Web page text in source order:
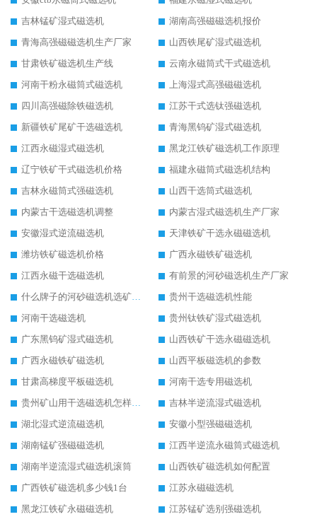
吉林锰矿湿式磁选机
湖南高强磁磁选机报价
青海高强磁磁选机生产厂家
山西铁尾矿湿式磁选机
甘肃铁矿磁选机生产线
云南永磁筒式干式磁选机
河南干粉永磁筒式磁选机
上海湿式高强磁磁选机
四川高强磁除铁磁选机
江苏干式选钛强磁选机
新疆铁矿尾矿干选磁选机
青海黑钨矿湿式磁选机
江西永磁湿式磁选机
黑龙江铁矿磁选机工作原理
辽宁铁矿干式磁选机价格
福建永磁筒式磁选机结构
吉林永磁筒式强磁选机
山西干选筒式磁选机
内蒙古干选磁选机调整
内蒙古湿式磁选机生产厂家
安徽湿式逆流磁选机
天津铁矿干选永磁磁选机
潍坊铁矿磁选机价格
广西永磁铁矿磁选机
江西永磁干选磁选机
有前景的河砂磁选机生产厂家
什么牌子的河砂磁选机选矿效果好
贵州干选磁选机性能
河南干选磁选机
贵州钛铁矿湿式磁选机
广东黑钨矿湿式磁选机
山西铁矿干选永磁磁选机
广西永磁铁矿磁选机
山西平板磁选机的参数
甘肃高梯度平板磁选机
河南干选专用磁选机
贵州矿山用干选磁选机怎样调磁
吉林半逆流湿式磁选机
湖北湿式逆流磁选机
安徽小型强磁磁选机
湖南锰矿强磁磁选机
江西半逆流永磁筒式磁选机
湖南半逆流湿式磁选机滚筒
山西铁矿磁选机如何配置
广西铁矿磁选机多少钱1台
江苏永磁磁选机
黑龙江铁矿永磁磁选机
江苏锰矿选别强磁选机